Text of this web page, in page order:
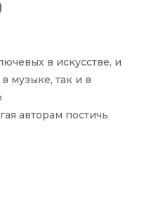
в искусстве, и
музыке, так и в
авторам постичь